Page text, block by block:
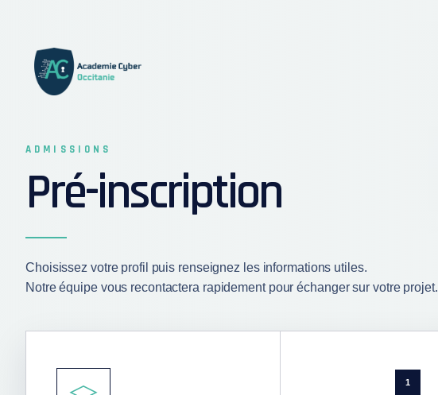
ADMISSIONS
Pré-inscription
Choisissez votre profil puis renseignez les informations utiles.
Notre équipe vous recontactera rapidement pour échanger sur votre projet.
1